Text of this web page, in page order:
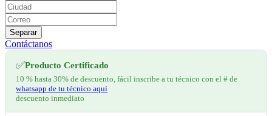
Separar
Contáctanos
✅Producto Certificado
10 % hasta 30% de descuento, fácil inscribe a tu técnico con el # de
whatsapp de tu técnico aquí
descuento inmediato